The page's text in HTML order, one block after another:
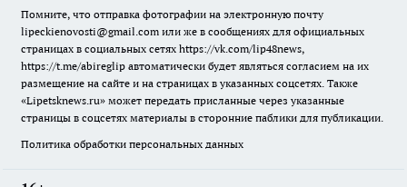
Помните, что отправка фотографии на электронную почту
lipeckienovosti@gmail.com или же в сообщениях для официальных
страницах в социальных сетях https://vk.com/lip48news,
https://t.me/abireglip автоматически будет являться согласием на их
размещение на сайте и на страницах в указанных соцсетях. Также
«Lipetsknews.ru» может передать присланные через указанные
страницы в соцсетях материалы в сторонние паблики для публикации.
Политика обработки персональных данных